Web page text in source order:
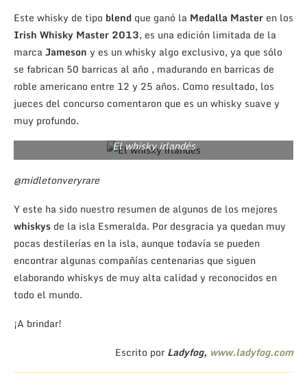
Este whisky de tipo blend que ganó la Medalla Master en los
Irish Whisky Master 2013, es una edición limitada de la
marcaJameson y es un whisky algo exclusivo, ya que sólo
se fabrican 50 barricas al año , madurando en barricas de
roble americano entre 12 y 25 años. Como resultado, los
jueces del concurso comentaron que es un whisky suave y
muy profundo.
El whisky irlandés
@midletonveryrare
Y este ha sido nuestro resumen de algunos de los mejores
whiskys de la isla Esmeralda. Por desgracia ya quedan muy
pocas destilerías en la isla, aunque todavía se pueden
encontrar algunas compañías centenarias que siguen
elaborando whiskys de muy alta calidad y reconocidos en
todo el mundo.
¡A brindar!
Escrito por Ladyfog, www.ladyfog.com